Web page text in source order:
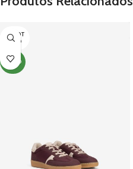
ESGOT
ADO
NOVO